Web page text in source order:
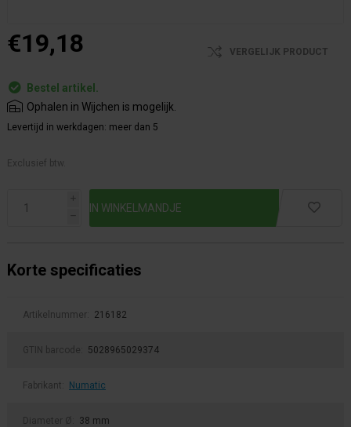
€19,18 VERGELIJK PRODUCT
Bestel artikel.
Ophalen in Wijchen is mogelijk.
Levertijd in werkdagen: meer dan 5
Exclusief btw.
i
h
Korte specificaties
Artikelnummer: 216182
GTIN barcode: 5028965029374
Fabrikant: Numatic
Diameter Ø: 38 mm